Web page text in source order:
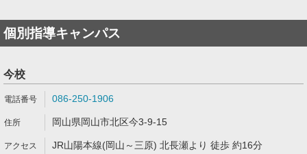
個別指導キャンパス
今校
086-250-1906
岡山県岡山市北区今3-9-15
JR山陽本線(岡山～三原) 北長瀬より 徒歩 約16分